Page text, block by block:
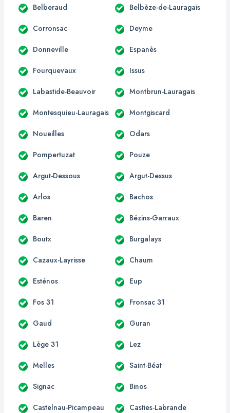
Belberaud Belbèze-de-Lauragais
Corronsac Deyme
Donneville Espanès
Fourquevaux Issus
Labastide-Beauvoir Montbrun-Lauragais
Montesquieu-Lauragais Montgiscard
Noueilles Odars
Pompertuzat Pouze
Argut-Dessous Argut-Dessus
Arlos Bachos
Baren Bézins-Garraux
Boutx Burgalays
Cazaux-Layrisse Chaum
Esténos Eup
Fos 31 Fronsac 31
Gaud Guran
Lège 31 Lez
Melles Saint-Béat
Signac Binos
Castelnau-Picampeau Casties-Labrande